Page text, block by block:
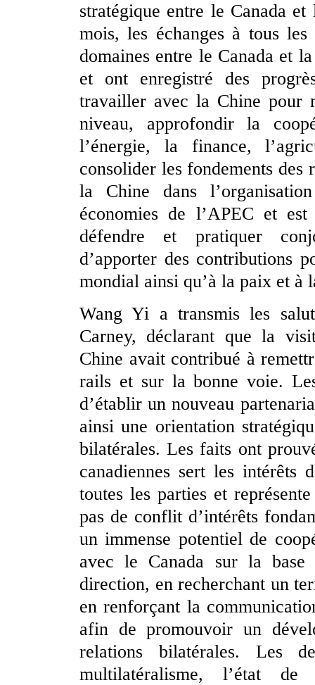
stratégique entre le Canada
mois, les échanges à tous
domaines entre le Canada et
et ont enregistré des
travailler avec la Chine pour
niveau, approfondir la
l’énergie, la finance,
consolider les fondements des
la Chine dans
économies de l’APEC et
défendre et pratiquer
d’apporter des contributions
mondial ainsi qu’à la paix et à
Wang Yi a transmis les
Carney, déclarant que la
Chine avait contribué à
rails et sur la bonne voie.
d’établir un nouveau
ainsi une orientation
bilatérales. Les faits ont
canadiennes sert les intérêts
toutes les parties et
pas de conflit d’intérêts
un immense potentiel de
avec le Canada sur la
direction, en recherchant un
en renforçant la
afin de promouvoir un
relations bilatérales. Les
multilatéralisme, l’état